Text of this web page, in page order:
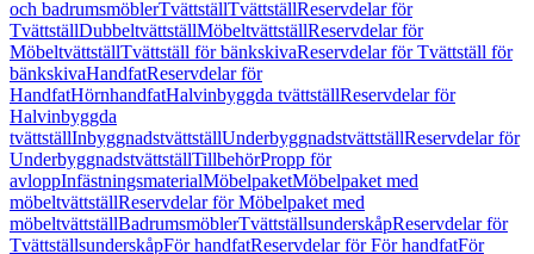
och badrumsmöblerTvättställTvättställReservdelar för
TvättställDubbeltvättställMöbeltvättställReservdelar för
MöbeltvättställTvättställ för bänkskivaReservdelar för Tvättställ för
bänkskivaHandfatReservdelar för
HandfatHörnhandfatHalvinbyggda tvättställReservdelar för
Halvinbyggda
tvättställInbyggnadstvättställUnderbyggnadstvättställReservdelar för
UnderbyggnadstvättställTillbehörPropp för
avloppInfästningsmaterialMöbelpaketMöbelpaket med
möbeltvättställReservdelar för Möbelpaket med
möbeltvättställBadrumsmöblerTvättställsunderskåpReservdelar för
TvättställsunderskåpFör handfatReservdelar för För handfatFör